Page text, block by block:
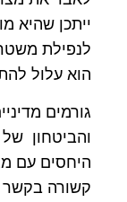
ייתכן שהיא
לנפילת
הוא עלול
גורמים
והביטחון
היחסים עם
קשורה